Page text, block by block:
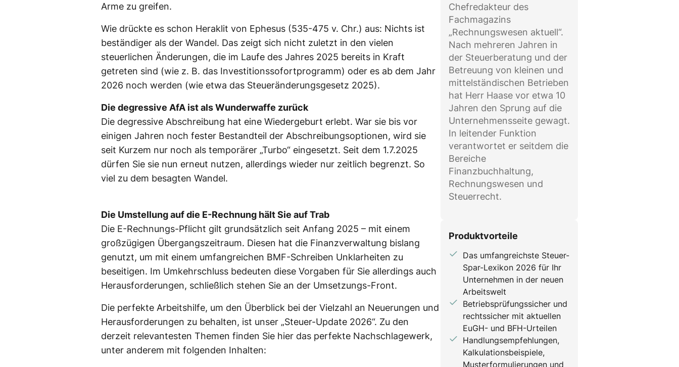
Arme zu greifen.
Wie drückte es schon Heraklit von Ephesus (535-475 v. Chr.) aus: Nichts ist
beständiger als der Wandel. Das zeigt sich nicht zuletzt in den vielen
steuerlichen Änderungen, die im Laufe des Jahres 2025 bereits in Kraft
getreten sind (wie z. B. das Investitionssofortprogramm) oder es ab dem Jahr
2026 noch werden (wie etwa das Steueränderungsgesetz 2025).
Die degressive AfA ist als Wunderwaffe zurück
Die degressive Abschreibung hat eine Wiedergeburt erlebt. War sie bis vor
einigen Jahren noch fester Bestandteil der Abschreibungsoptionen, wird sie
seit Kurzem nur noch als temporärer „Turbo“ eingesetzt. Seit dem 1.7.2025
dürfen Sie sie nun erneut nutzen, allerdings wieder nur zeitlich begrenzt. So
viel zu dem besagten Wandel.
Die Umstellung auf die E-Rechnung hält Sie auf Trab
Die E-Rechnungs-Pflicht gilt grundsätzlich seit Anfang 2025 – mit einem
großzügigen Übergangszeitraum. Diesen hat die Finanzverwaltung bislang
genutzt, um mit einem umfangreichen BMF-Schreiben Unklarheiten zu
beseitigen. Im Umkehrschluss bedeuten diese Vorgaben für Sie allerdings auch
Herausforderungen, schließlich stehen Sie an der Umsetzungs-Front.
Die perfekte Arbeitshilfe, um den Überblick bei der Vielzahl an Neuerungen und
Herausforderungen zu behalten, ist unser „Steuer-Update 2026“. Zu den
derzeit relevantesten Themen finden Sie hier das perfekte Nachschlagewerk,
unter anderem mit folgenden Inhalten:
Chefredakteur des
Fachmagazins
„Rechnungswesen aktuell“.
Nach mehreren Jahren in
der Steuerberatung und der
Betreuung von kleinen und
mittelständischen Betrieben
hat Herr Haase vor etwa 10
Jahren den Sprung auf die
Unternehmensseite gewagt.
In leitender Funktion
verantwortet er seitdem die
Bereiche
Finanzbuchhaltung,
Rechnungswesen und
Steuerrecht.
Produktvorteile
Das umfangreichste Steuer-
Spar-Lexikon 2026 für Ihr
Unternehmen in der neuen
Arbeitswelt
Betriebsprüfungssicher und
rechtssicher mit aktuellen
EuGH- und BFH-Urteilen
Handlungsempfehlungen,
Kalkulationsbeispiele,
Musterformulierungen und